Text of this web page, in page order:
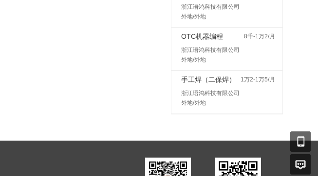
浙江语鸿科技有限公司
外地/外地
OTC机器编程
8千-1万2/月
浙江语鸿科技有限公司
外地/外地
手工焊（二保焊）
1万2-1万5/月
浙江语鸿科技有限公司
外地/外地